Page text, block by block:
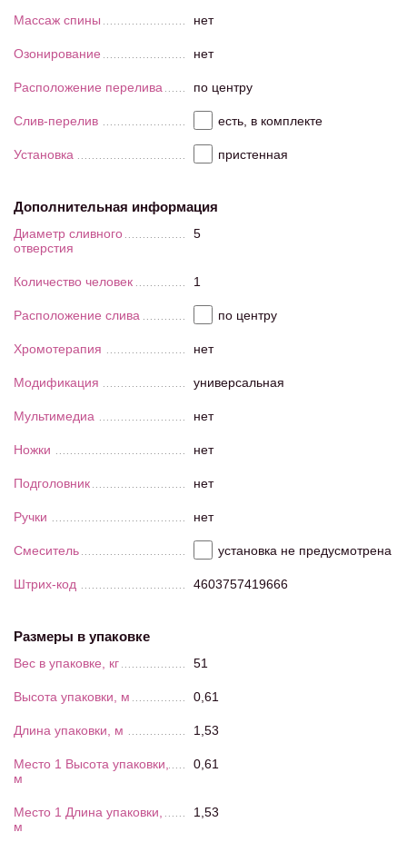
Массаж спины нет
Озонирование нет
Расположение перелива по центру
Слив-перелив есть, в комплекте
Установка пристенная
Дополнительная информация
Диаметр сливного
отверстия
5
Количество человек 1
Расположение слива по центру
Хромотерапия нет
Модификация универсальная
Мультимедиа нет
Ножки нет
Подголовник нет
Ручки нет
Смеситель установка не предусмотрена
Штрих-код 4603757419666
Размеры в упаковке
Вес в упаковке, кг 51
Высота упаковки, м 0,61
Длина упаковки, м 1,53
Место 1 Высота упаковки,
м
0,61
Место 1 Длина упаковки,
м
1,53